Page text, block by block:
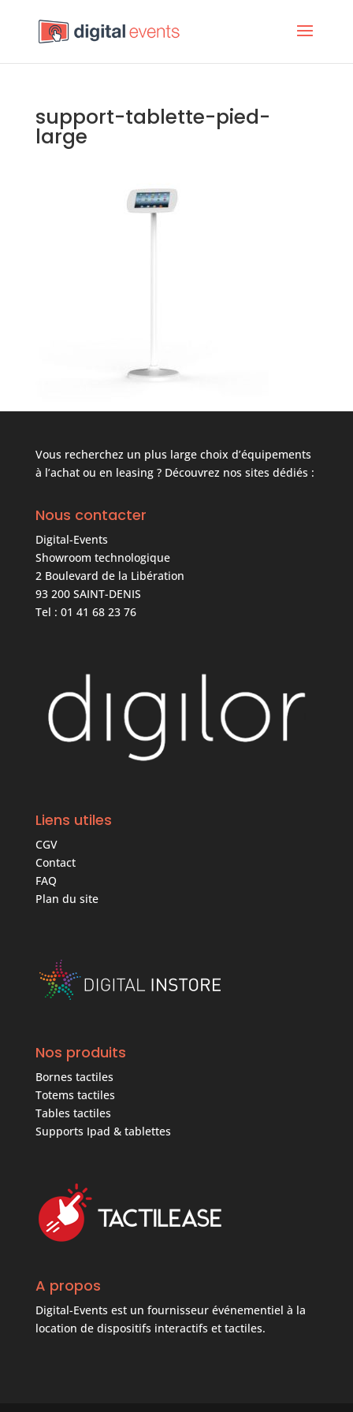
support-tablette-pied-
large
Vous recherchez un plus large choix d’équipements
à l’achat ou en leasing ? Découvrez nos sites dédiés :
Nous contacter
Digital-Events
Showroom technologique
2 Boulevard de la Libération
93 200 SAINT-DENIS
Tel : 01 41 68 23 76
Liens utiles
CGV
Contact
FAQ
Plan du site
Nos produits
Bornes tactiles
Totems tactiles
Tables tactiles
Supports Ipad & tablettes
A propos
Digital-Events est un fournisseur événementiel à la
location de dispositifs interactifs et tactiles.